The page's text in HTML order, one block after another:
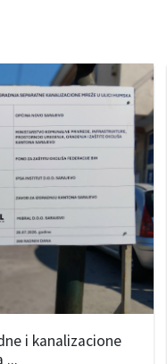
i kanalizacione
...